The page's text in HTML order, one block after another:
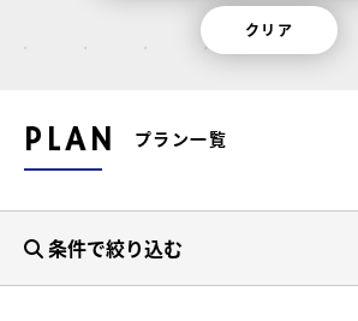
クリア
PLAN プラン一覧
条件で絞り込む